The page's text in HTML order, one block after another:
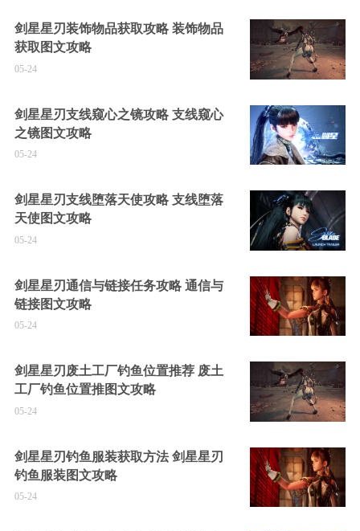
剑星星刃装饰物品获取攻略 装饰物品
获取图文攻略
05-24
剑星星刃支线窥心之镜攻略 支线窥心
之镜图文攻略
05-24
剑星星刃支线堕落天使攻略 支线堕落
天使图文攻略
05-24
剑星星刃通信与链接任务攻略 通信与
链接图文攻略
05-24
剑星星刃废土工厂钓鱼位置推荐 废土
工厂钓鱼位置推图文攻略
05-24
剑星星刃钓鱼服装获取方法 剑星星刃
钓鱼服装图文攻略
05-24